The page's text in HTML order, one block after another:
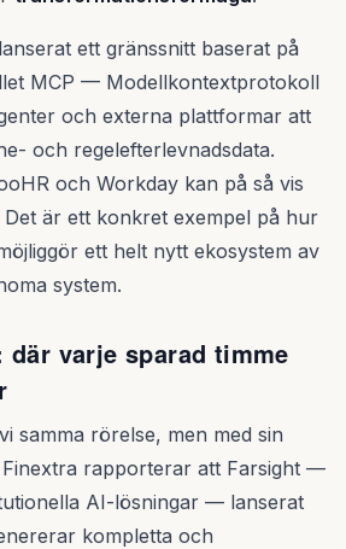
ett gränssnitt baserat på
MCP — Modellkontextprotokoll
och externa plattformar att
och regelefterlevnadsdata.
och Workday kan på så vis
är ett konkret exempel på hur
ett helt nytt ekosystem av
system.
där varje sparad timme
samma rörelse, men med sin
Finextra rapporterar att Farsight —
AI-lösningar — lanserat
kompletta och